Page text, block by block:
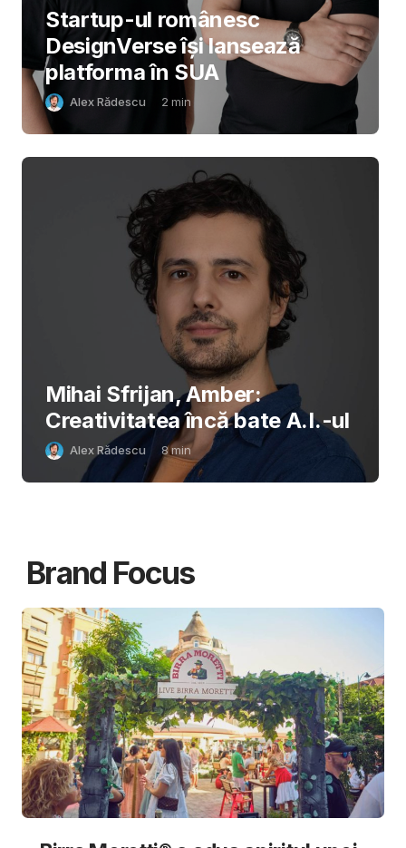
Startup-ul românesc
DesignVerse își lansează
platforma în SUA
Alex Rădescu 2 min
Mihai Sfrijan, Amber:
Creativitatea încă bate A.I.-ul
Alex Rădescu 8min
Brand Focus